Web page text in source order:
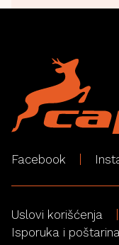
Facebook
Uslovi korišćenja
Isporuka i poštarina